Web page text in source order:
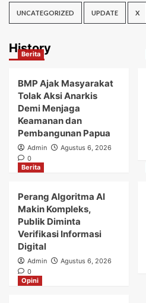
UNCATEGORIZED UPDATE X
History
Berita
BMP Ajak Masyarakat
Tolak Aksi Anarkis
Demi Menjaga
Keamanan dan
Pembangunan Papua
Admin
Agustus 6, 2026
0
Berita
Perang Algoritma AI
Makin Kompleks,
Publik Diminta
Verifikasi Informasi
Digital
Admin
Agustus 6, 2026
0
Opini